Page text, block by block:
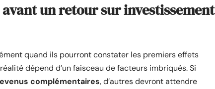
un retour sur investissement
quand ils pourront constater les premiers effets
dépend d’un faisceau de facteurs imbriqués. Si
complémentaires, d’autres devront attendre